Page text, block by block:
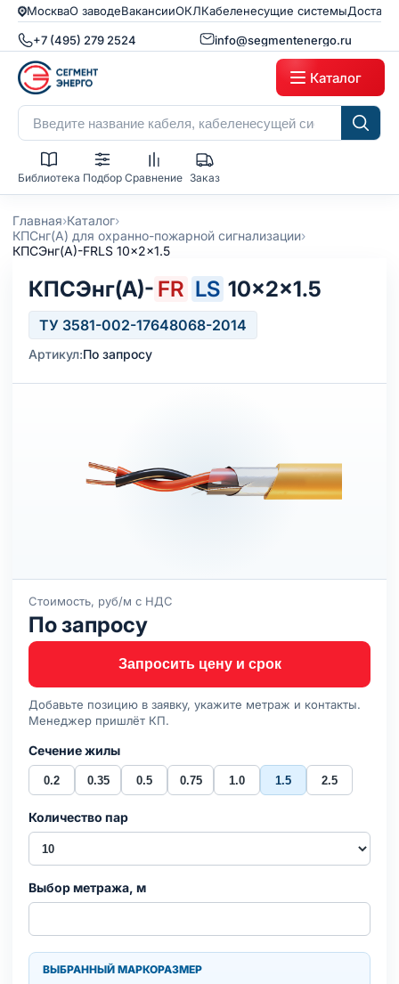
МоскваО заводеВакансииОКЛКабеленесущие системы
+7 (495) 279 2524 info@segmentenergo.ru
Каталог
Библиотека Подбор Сравнение Заказ
Главная›Каталог›
КПСнг(А) для охранно-пожарной сигнализации›
КПСЭнг(А)-FRLS 10x2x1.5
КПСЭнг(А)- FR LS 10×2×1.5
ТУ 3581-002-17648068-2014
Артикул:По запросу
Стоимость, руб/м с НДС
По запросу
Запросить цену и срок
Добавьте позицию в заявку, укажите метраж и контакты.
Менеджер пришлёт КП.
Сечение жилы
0.2 0.35 0.5 0.75 1.0 1.5 2.5
Количество пар
Выбор метража, м
ВЫБРАННЫЙ МАРКОРАЗМЕР